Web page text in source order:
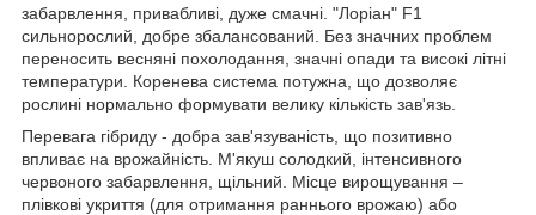
забарвлення, привабливі, дуже смачні. "Лоріан" F1
сильнорослий, добре збалансований. Без значних проблем
переносить весняні похолодання, значні опади та високі літні
температури. Коренева система потужна, що дозволяє
рослині нормально формувати велику кількість зав'язь.
Перевага гібриду - добра зав'язуваність, що позитивно
впливає на врожайність. М'якуш солодкий, інтенсивного
червоного забарвлення, щільний. Місце вирощування –
плівкові укриття (для отримання раннього врожаю) або